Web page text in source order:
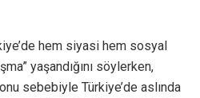
hem siyasi hem sosyal
yaşandığını söylerken,
sebebiyle Türkiye’de aslında